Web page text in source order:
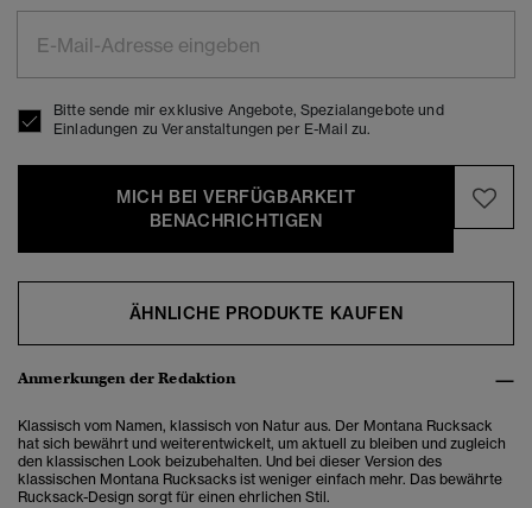
Bitte sende mir exklusive Angebote, Spezialangebote und
Einladungen zu Veranstaltungen per E-Mail zu.
MICH BEI VERFÜGBARKEIT
BENACHRICHTIGEN
ÄHNLICHE PRODUKTE KAUFEN
Anmerkungen der Redaktion
Klassisch vom Namen, klassisch von Natur aus. Der Montana Rucksack
hat sich bewährt und weiterentwickelt, um aktuell zu bleiben und zugleich
den klassischen Look beizubehalten. Und bei dieser Version des
klassischen Montana Rucksacks ist weniger einfach mehr. Das bewährte
Rucksack-Design sorgt für einen ehrlichen Stil.